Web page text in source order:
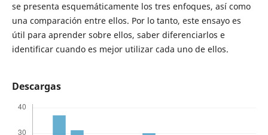
se presenta esquemáticamente los tres enfoques, así como
una comparación entre ellos. Por lo tanto, este ensayo es
útil para aprender sobre ellos, saber diferenciarlos e
identificar cuando es mejor utilizar cada uno de ellos.
Descargas